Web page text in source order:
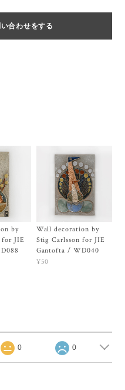
合わせをする
by
for JIE
Wall decoration by
Stig Carlsson for JIE
Gantofta / WD040
¥50
0 0